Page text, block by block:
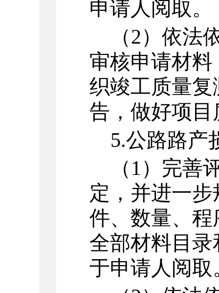
申请人阅取。
（2） 依法
审核申请材
织竣工质量
告，做好项
5.公路路产
（1） 完善
定，并进一
件、数量、
全部材料目
于申请人阅取